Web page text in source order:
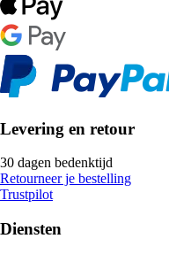
Levering en retour
30 dagen bedenktijd
Retourneer je bestelling
Trustpilot
Diensten